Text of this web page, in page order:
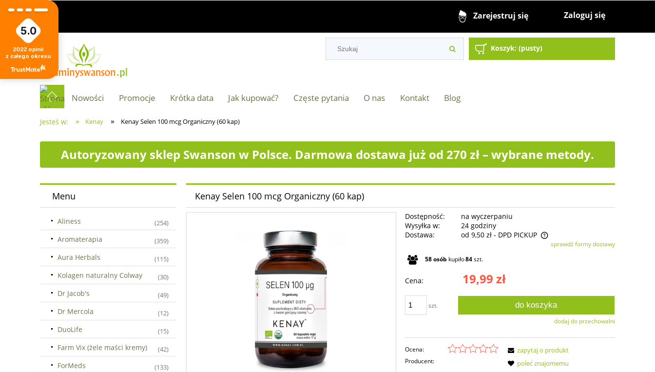
Zarejestruj się Zaloguj się
Koszyk: (pusty)
Nowości Promocje Krótka data Jak kupować? Częste pytania O nas Kontakt Blog
Jesteś w: » Kenay » Kenay Selen 100 mcg Organiczny (60 kap)
Autoryzowany sklep Swanson w Polsce. Darmowa dostawa już od 270 zł – wybrane metody.
Menu
Aliness (254)
Aromaterapia (359)
Aura Herbals (115)
Kolagen naturalny Colway (30)
Dr Jacob's (49)
Dr Mercola (12)
DuoLife (15)
Farm Vix (żele maści kremy) (42)
ForMeds (133)
Kenay Selen 100 mcg Organiczny (60 kap)
Dostępność:
na wyczerpaniu
Wysyłka w:
24 godziny
Dostawa:
od 9,50 zł - DPD PICKUP
Cena nie zawiera ewentualnych kosztów
płatności
sprawdź formy dostawy
58osób kupiło84szt.
Cena: 19,99 zł
szt. do koszyka
dodaj do przechowalni
Ocena:
Producent:
zapytaj o produkt
poleć znajomemu
5.0
2022 opinii
z całego okresu